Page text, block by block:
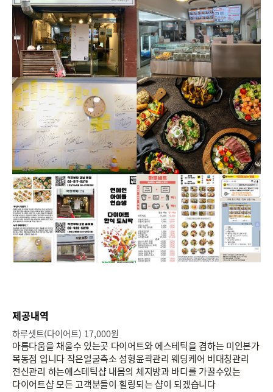
제공내역
하루셋트(다이어트) 17,000원
아름다움을 채울수 있는곳 다이어트와 에스테틱을 겸하는 미인본가
목동점 입니다 작은얼굴축소 성형윤곽관리 웨딩케어 비대칭관리
전신관리 하는에스테틱샵 내몸의 체지방과 바디를 가꿀수있는
다이어트샵 모든 고객분들이 힐링되는 샵이 되겠습니다